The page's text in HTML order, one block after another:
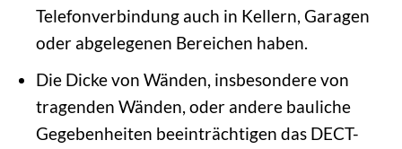
Telefonverbindung auch in Kellern, Garagen
oder abgelegenen Bereichen haben.
Die Dicke von Wänden, insbesondere von
tragenden Wänden, oder andere bauliche
Gegebenheiten beeinträchtigen das DECT-